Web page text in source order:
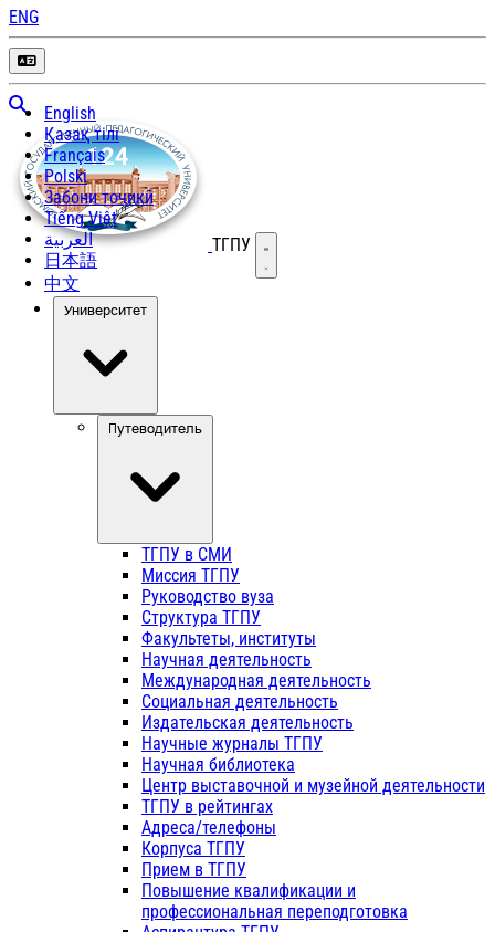
ENG
English
Қазақ тілі
Français
Polski
Забони тоҷикӣ
Tiếng Việt
العربية
日本語
中文
ТГПУ Открыть меню
Университет
Путеводитель
ТГПУ в СМИ
Миссия ТГПУ
Руководство вуза
Структура ТГПУ
Факультеты, институты
Научная деятельность
Международная деятельность
Социальная деятельность
Издательская деятельность
Научные журналы ТГПУ
Научная библиотека
Центр выставочной и музейной деятельности
ТГПУ в рейтингах
Адреса/телефоны
Корпуса ТГПУ
Прием в ТГПУ
Повышение квалификации и
профессиональная переподготовка